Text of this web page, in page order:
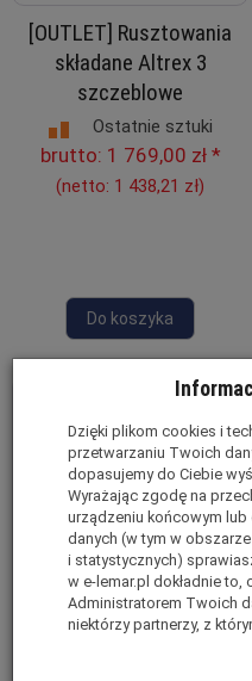
[OUTLET] Rusztowania
składane Altrex 3
szczeblowe
Ostatnie sztuki
brutto: 1 769,00 zł*
(netto: 1 438,21 zł)
Do koszyka
Dzięki plikom cookies i
przetwarzaniu Twoich
dopasujemy do Ciebie
Wyrażając zgodę na
urządzeniu końcowym
danych (w tym w
i statystycznych)
w e-lemar.pl dokładnie
Administratorem Twoich
niektórzy partnerzy, z